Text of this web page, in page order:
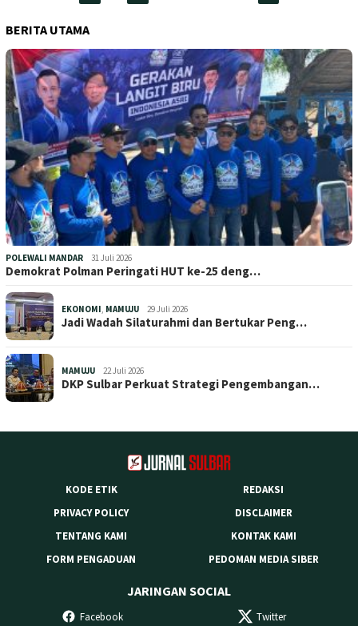
BERITA UTAMA
POLEWALI MANDAR 31 Juli 2026
Demokrat Polman Peringati HUT ke-25 deng…
EKONOMI, MAMUJU 29 Juli 2026
Jadi Wadah Silaturahmi dan Bertukar Peng…
MAMUJU 22 Juli 2026
DKP Sulbar Perkuat Strategi Pengembangan…
KODE ETIK
REDAKSI
PRIVACY POLICY
DISCLAIMER
TENTANG KAMI
KONTAK KAMI
FORM PENGADUAN
PEDOMAN MEDIA SIBER
JARINGAN SOCIAL
Facebook Twitter